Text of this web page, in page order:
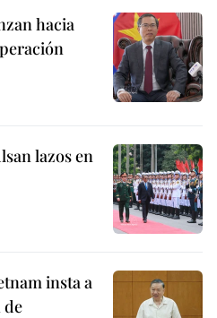
hacia
lazos en
insta a
de